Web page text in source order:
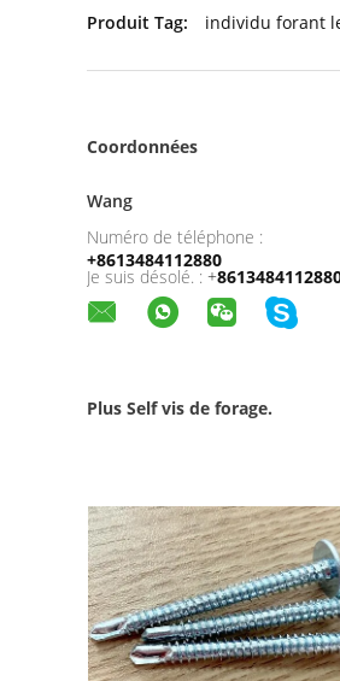
Produit Tag: individu forant
Coordonnées
Wang
Numéro de téléphone :
+8613484112880
Je suis désolé. : +
Plus Self vis de forage.